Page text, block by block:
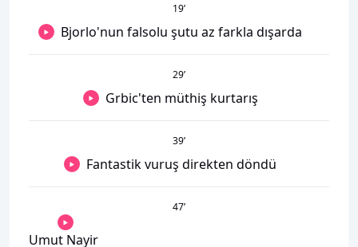
19’
Bjorlo'nun falsolu şutu az farkla dışarda
29’
Grbic'ten müthiş kurtarış
39’
Fantastik vuruş direkten döndü
47’
Umut Nayir